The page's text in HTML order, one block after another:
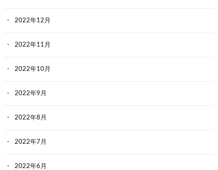
2022年12月
2022年11月
2022年10月
2022年9月
2022年8月
2022年7月
2022年6月